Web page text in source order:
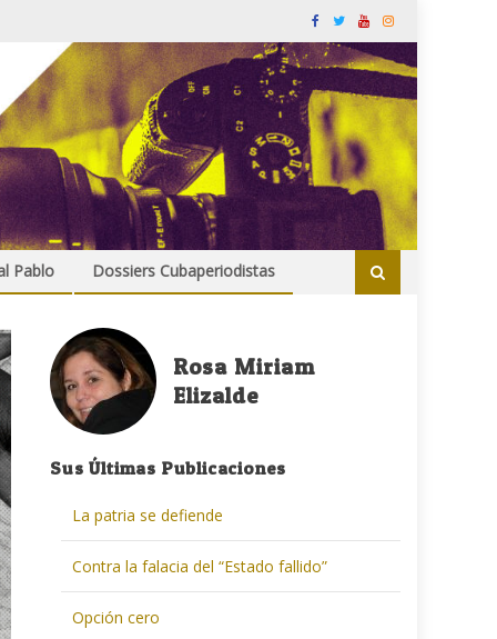
Pablo Dossiers Cubaperiodistas
Rosa Miriam
Elizalde
Sus Últimas Publicaciones
La patria se defiende
Contra la falacia del “Estado fallido”
Opción cero